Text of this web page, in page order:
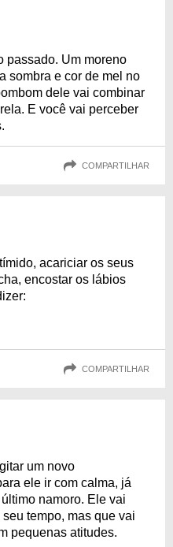
passado. Um moreno
sombra e cor de mel no
dele vai combinar
E você vai perceber
COMPARTILHAR
acariciar os seus
encostar os lábios
COMPARTILHAR
um novo
ele ir com calma, já
namoro. Ele vai
tempo, mas que vai
pequenas atitudes.